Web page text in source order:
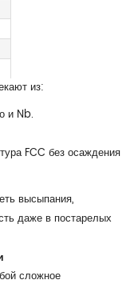
из:
и Nb.
FCC без осаждения
высыпания,
даже в постарелых
сложное